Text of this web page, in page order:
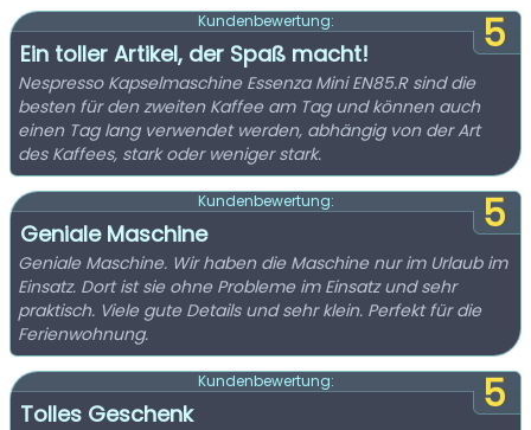
5
Kundenbewertung:
Ein toller Artikel, der Spaß macht!
Nespresso Kapselmaschine Essenza Mini EN85.R sind die
besten für den zweiten Kaffee am Tag und können auch
einen Tag lang verwendet werden, abhängig von der Art
des Kaffees, stark oder weniger stark.
5
Kundenbewertung:
Geniale Maschine
Geniale Maschine. Wir haben die Maschine nur im Urlaub im
Einsatz. Dort ist sie ohne Probleme im Einsatz und sehr
praktisch. Viele gute Details und sehr klein. Perfekt für die
Ferienwohnung.
5
Kundenbewertung:
Tolles Geschenk